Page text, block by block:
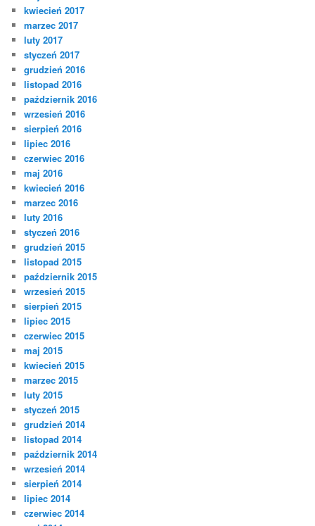
kwiecień 2017
marzec 2017
luty 2017
styczeń 2017
grudzień 2016
listopad 2016
październik 2016
wrzesień 2016
sierpień 2016
lipiec 2016
czerwiec 2016
maj 2016
kwiecień 2016
marzec 2016
luty 2016
styczeń 2016
grudzień 2015
listopad 2015
październik 2015
wrzesień 2015
sierpień 2015
lipiec 2015
czerwiec 2015
maj 2015
kwiecień 2015
marzec 2015
luty 2015
styczeń 2015
grudzień 2014
listopad 2014
październik 2014
wrzesień 2014
sierpień 2014
lipiec 2014
czerwiec 2014